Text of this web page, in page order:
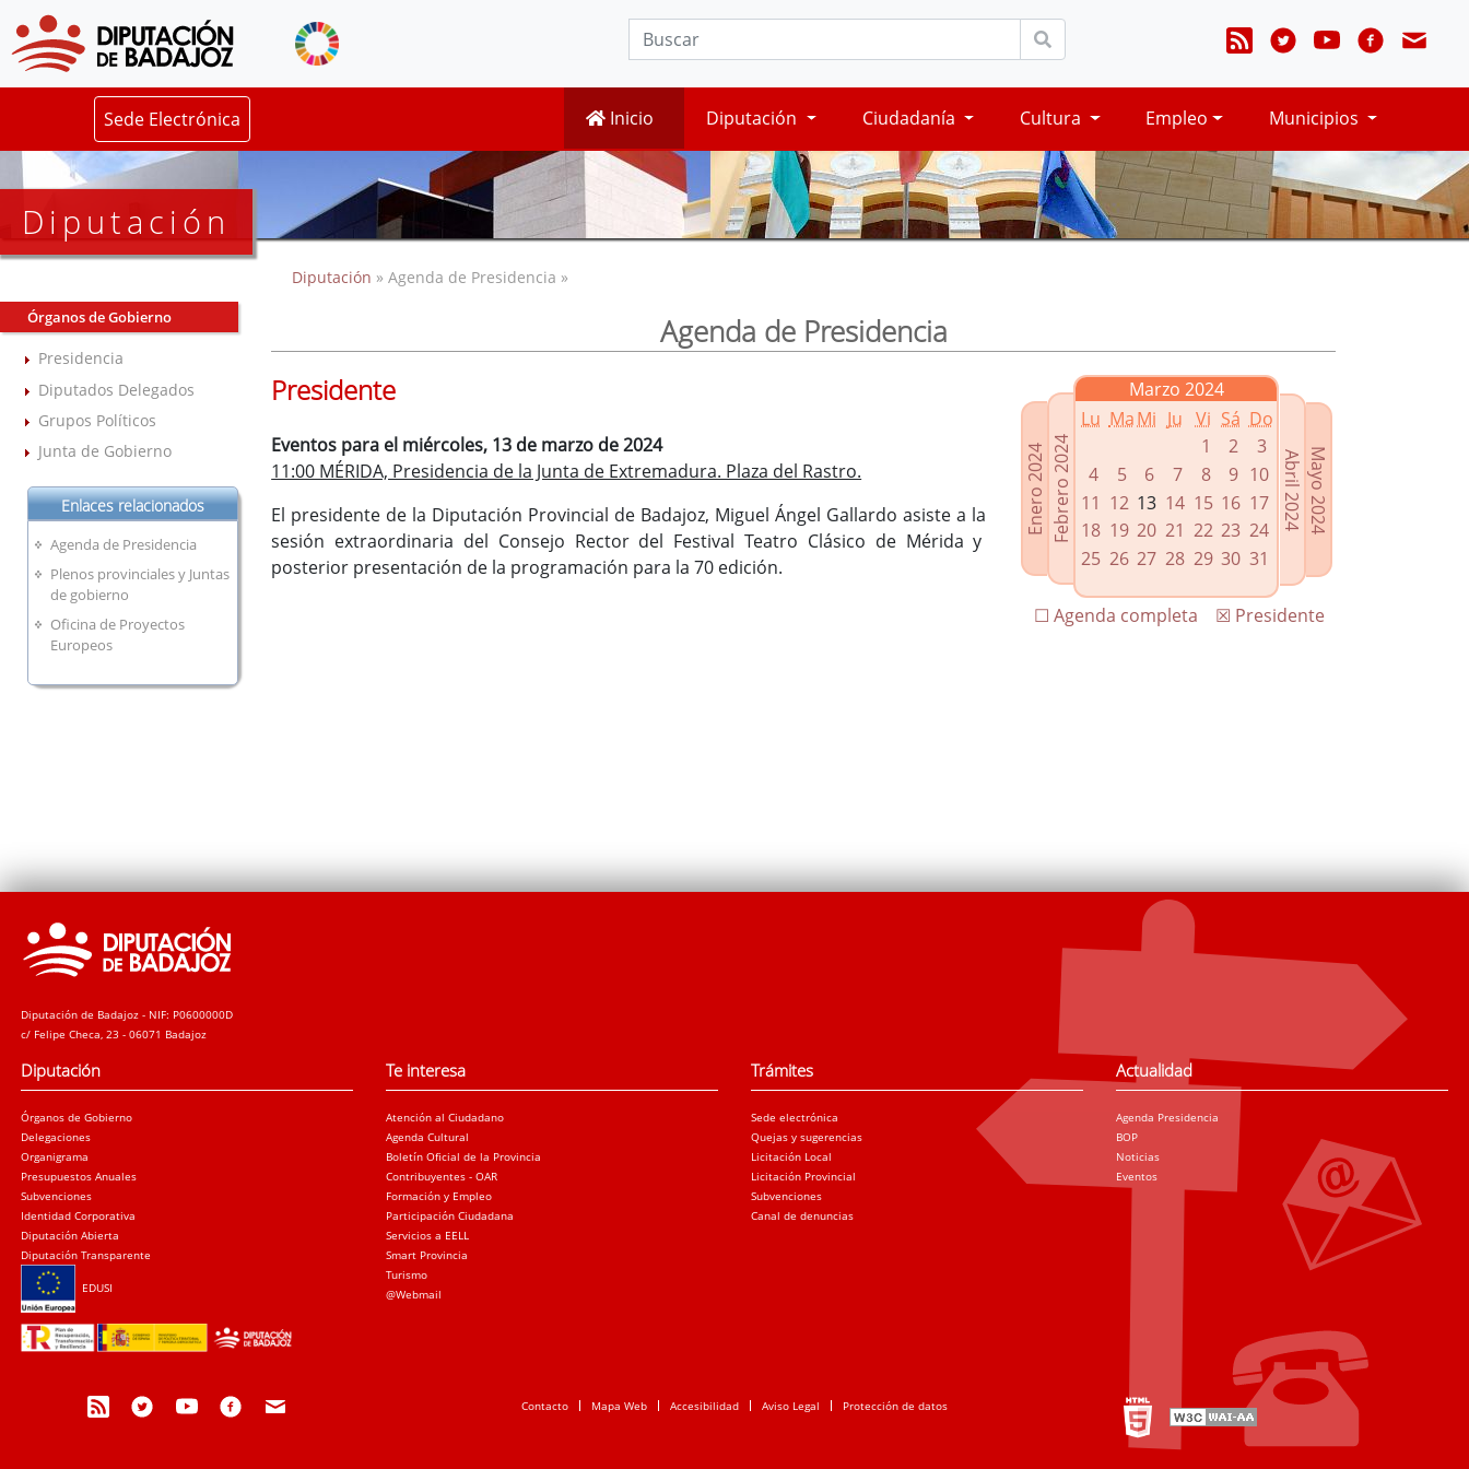
Sede Electrónica Inicio Diputación Ciudadanía Cultura Empleo Municipios
Diputación
Órganos de Gobierno
Presidencia
Diputados Delegados
Grupos Políticos
Junta de Gobierno
Enlaces relacionados
Agenda de Presidencia
Plenos provinciales y Juntas
de gobierno
Oficina de Proyectos
Europeos
Diputación » Agenda de Presidencia »
Agenda de Presidencia
Enero 2024Febrero 2024
Marzo 2024
Lu MaMi Ju Vi Sá Do
1
2
3
4
5 6 7 8 9 10
11 12 13 14 15 16 17
18 19 20 21 22 23 24
25 26 27 28 29 30 31
Mayo 2024
Abril 2024
☒ Presidente
☐ Agenda completa
Presidente
Eventos para el miércoles, 13 de marzo de 2024
11:00 MÉRIDA, Presidencia de la Junta de Extremadura. Plaza del Rastro.
El presidente de la Diputación Provincial de Badajoz, Miguel Ángel Gallardo asiste a la
sesión extraordinaria del Consejo Rector del Festival Teatro Clásico de Mérida y
posterior presentación de la programación para la 70 edición.
Diputación de Badajoz - NIF: P0600000D
c/ Felipe Checa, 23 - 06071 Badajoz
Diputación
Órganos de Gobierno
Delegaciones
Organigrama
Presupuestos Anuales
Subvenciones
Identidad Corporativa
Diputación Abierta
Diputación Transparente
EDUSI
Te interesa
Atención al Ciudadano
Agenda Cultural
Boletín Oficial de la Provincia
Contribuyentes - OAR
Formación y Empleo
Participación Ciudadana
Servicios a EELL
Smart Provincia
Turismo
@Webmail
Trámites
Sede electrónica
Quejas y sugerencias
Licitación Local
Licitación Provincial
Subvenciones
Canal de denuncias
Actualidad
Agenda Presidencia
BOP
Noticias
Eventos
Contacto Mapa Web Accesibilidad Aviso Legal Protección de datos